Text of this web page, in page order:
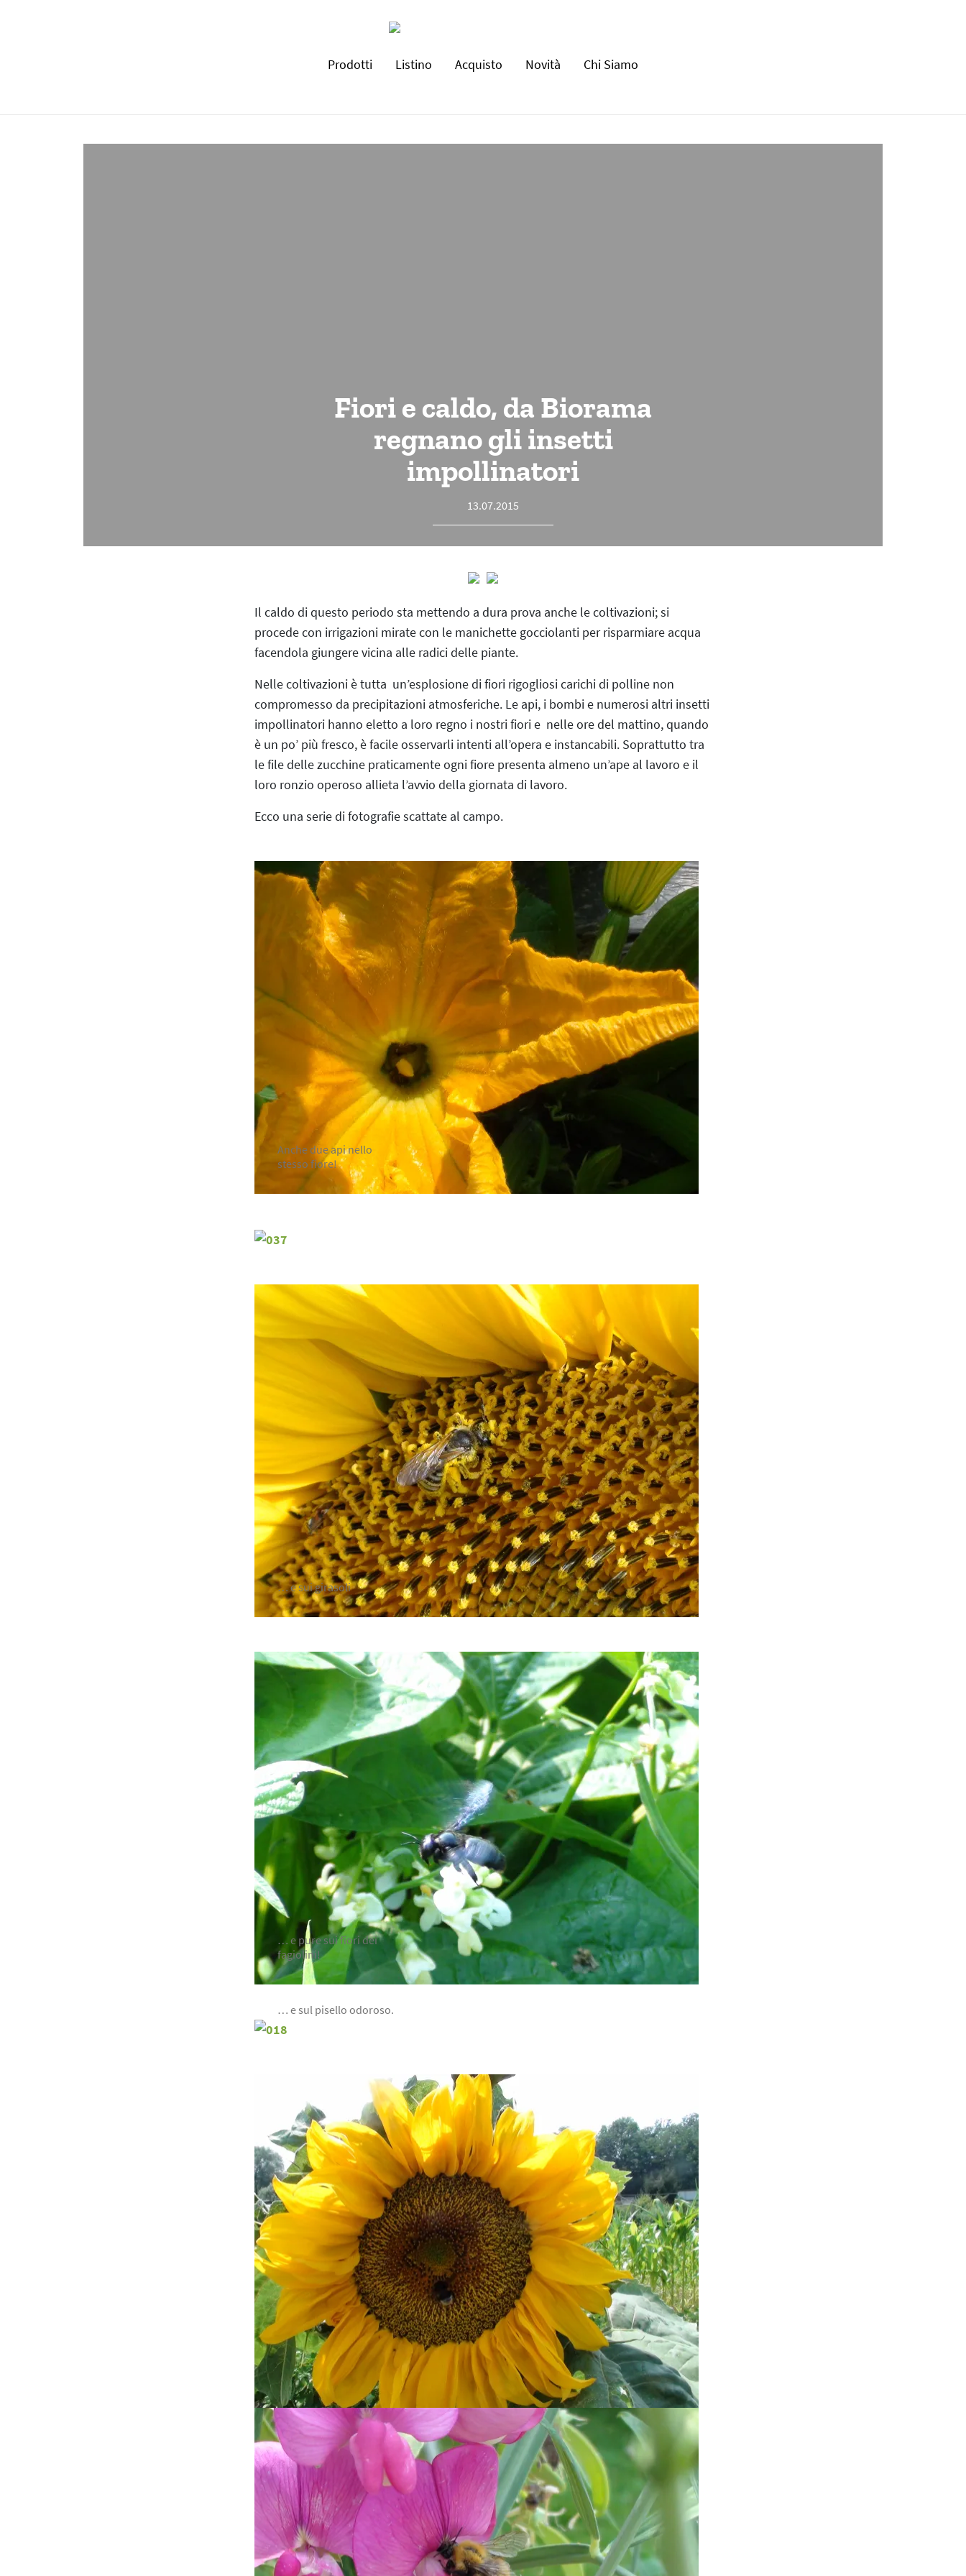
Prodotti Listino Acquisto Novità Chi Siamo
Fiori e caldo, da Biorama
regnano gli insetti
impollinatori
13.07.2015
Il caldo di questo periodo sta mettendo a dura prova anche le coltivazioni; si
procede con irrigazioni mirate con le manichette gocciolanti per risparmiare acqua
facendola giungere vicina alle radici delle piante.
Nelle coltivazioni è tutta un’esplosione di fiori rigogliosi carichi di polline non
compromesso da precipitazioni atmosferiche. Le api, i bombi e numerosi altri insetti
impollinatori hanno eletto a loro regno i nostri fiori e nelle ore del mattino, quando
è un po’ più fresco, è facile osservarli intenti all’opera e instancabili. Soprattutto tra
le file delle zucchine praticamente ogni fiore presenta almeno un’ape al lavoro e il
loro ronzio operoso allieta l’avvio della giornata di lavoro.
Ecco una serie di fotografie scattate al campo.
Anche due api nello
stesso fiore!
… e sui girasoli
… e pure sui fiori dei
fagiolini!
… e sul pisello odoroso.